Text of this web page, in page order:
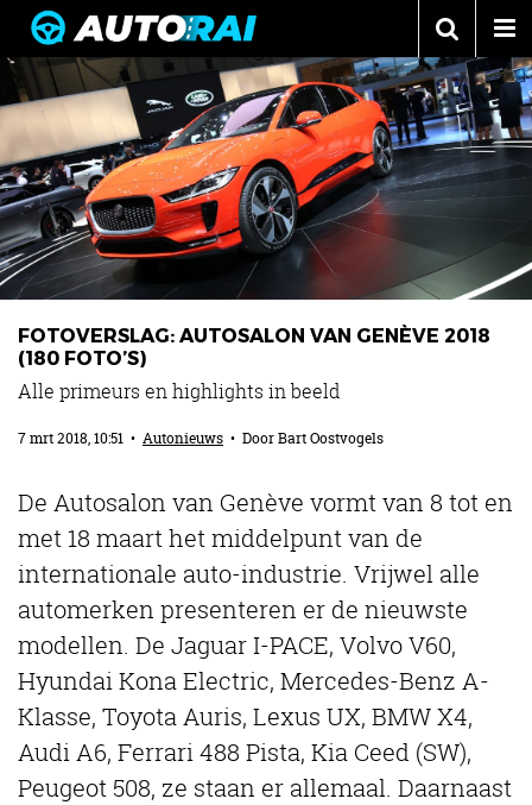
Autonieuws
Autotests
Automerken
Adverteren
Contact
MotorRAI.nl
FOTOVERSLAG: AUTOSALON VAN GENÈVE 2018
(180 FOTO’S)
Alle primeurs en highlights in beeld
7 mrt 2018, 10:51 • Autonieuws • DoorBart Oostvogels
De Autosalon van Genève vormt van 8 tot en
met 18 maart het middelpunt van de
internationale auto-industrie. Vrijwel alle
automerken presenteren er de nieuwste
modellen. De Jaguar I-PACE, Volvo V60,
Hyundai Kona Electric, Mercedes-Benz A-
Klasse, Toyota Auris, Lexus UX, BMW X4,
Audi A6, Ferrari 488 Pista, Kia Ceed (SW),
Peugeot 508, ze staan er allemaal. Daarnaast